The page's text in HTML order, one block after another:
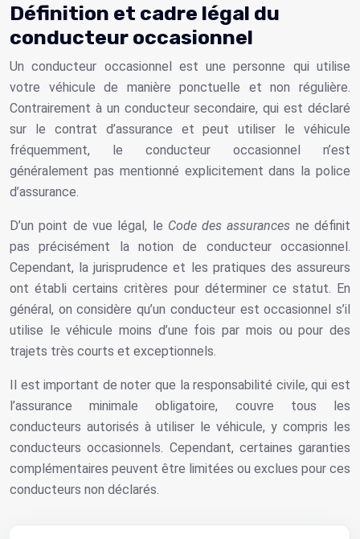
Définition et cadre légal du
conducteur occasionnel
Un conducteur occasionnel est une personne qui utilise
votre véhicule de manière ponctuelle et non régulière.
Contrairement à un conducteur secondaire, qui est déclaré
sur le contrat d’assurance et peut utiliser le véhicule
fréquemment, le conducteur occasionnel n’est
généralement pas mentionné explicitement dans la police
d’assurance.
D’un point de vue légal, le Code des assurances ne définit
pas précisément la notion de conducteur occasionnel.
Cependant, la jurisprudence et les pratiques des assureurs
ont établi certains critères pour déterminer ce statut. En
général, on considère qu’un conducteur est occasionnel s’il
utilise le véhicule moins d’une fois par mois ou pour des
trajets très courts et exceptionnels.
Il est important de noter que la responsabilité civile, qui est
l’assurance minimale obligatoire, couvre tous les
conducteurs autorisés à utiliser le véhicule, y compris les
conducteurs occasionnels. Cependant, certaines garanties
complémentaires peuvent être limitées ou exclues pour ces
conducteurs non déclarés.